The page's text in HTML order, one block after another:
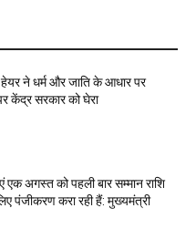
ने धर्म और जाति के आधार पर
केंद्र सरकार को घेरा
एक अगस्त को पहली बार सम्मान राशि
पंजीकरण करा रही हैं: मुख्यमंत्री